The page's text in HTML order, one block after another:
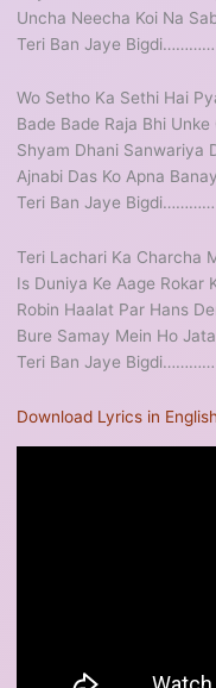
Uncha Neecha Koi Na
Teri Ban Jaye Bigdi…………
Wo Setho Ka Sethi Hai
Bade Bade Raja Bhi
Shyam Dhani Sanwariya
Ajnabi Das Ko Apna
Teri Ban Jaye Bigdi…………
Teri Lachari Ka Charcha
Is Duniya Ke Aage Rokar
Robin Haalat Par Hans
Bure Samay Mein Ho
Teri Ban Jaye Bigdi…………
Download Lyrics in English